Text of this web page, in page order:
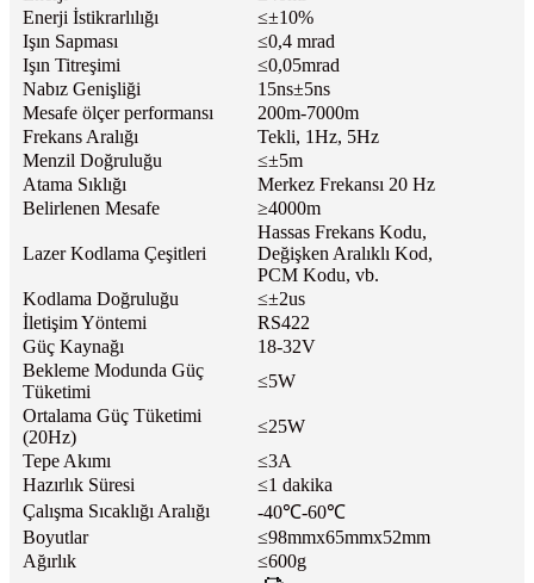
Enerji İstikrarlılığı
≤±10%
Işın Sapması
≤0,4 mrad
Işın Titreşimi
≤0,05mrad
Nabız Genişliği
15ns±5ns
Mesafe ölçer performansı
200m-7000m
Frekans Aralığı
Tekli, 1Hz, 5Hz
Menzil Doğruluğu
≤±5m
Atama Sıklığı
Merkez Frekansı 20 Hz
Belirlenen Mesafe
≥4000m
Lazer Kodlama Çeşitleri
Hassas Frekans Kodu,
Değişken Aralıklı Kod,
PCM Kodu, vb.
Kodlama Doğruluğu
≤±2us
İletişim Yöntemi
RS422
Güç Kaynağı
18-32V
Bekleme Modunda Güç
Tüketimi
≤5W
Ortalama Güç Tüketimi
(20Hz)
≤25W
Tepe Akımı
≤3A
Hazırlık Süresi
≤1 dakika
Çalışma Sıcaklığı Aralığı
-40℃-60℃
Boyutlar
≤98mmx65mmx52mm
Ağırlık
≤600g